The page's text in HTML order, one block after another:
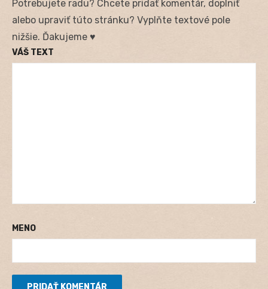
Potrebujete radu? Chcete pridať komentár, doplniť
alebo upraviť túto stránku? Vyplňte textové pole
nižšie. Ďakujeme ♥
VÁŠ TEXT
MENO